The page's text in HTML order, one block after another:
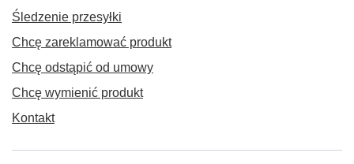
Śledzenie przesyłki
Chcę zareklamować produkt
Chcę odstąpić od umowy
Chcę wymienić produkt
Kontakt